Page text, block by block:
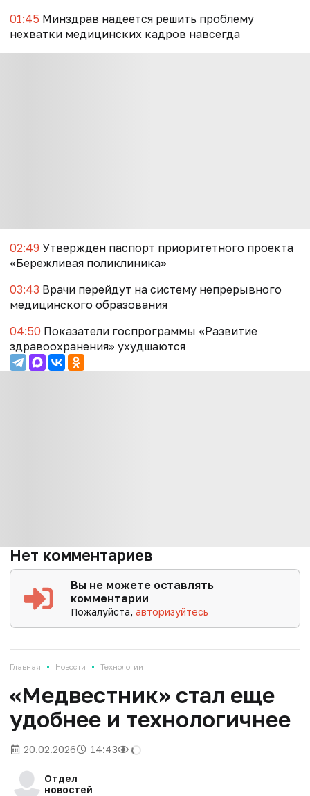
01:45 Минздрав надеется решить проблему
нехватки медицинских кадров навсегда
02:49 Утвержден паспорт приоритетного проекта
«Бережливая поликлиника»
03:43 Врачи перейдут на систему непрерывного
медицинского образования
04:50 Показатели госпрограммы «Развитие
здравоохранения» ухудшаются
Нет комментариев
Вы не можете оставлять
комментарии
Пожалуйста,авторизуйтесь
Главная • Новости • Технологии
«Медвестник» стал еще
удобнее и технологичнее
20.02.2026 14:43
Отдел
новостей